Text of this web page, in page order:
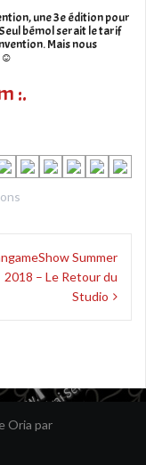
une 3e édition pour
bémol serait le tarif
Mais nous
☺
:.
Summer
2018 – Le Retour du
Studio
Oria par